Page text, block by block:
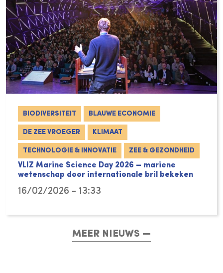
BIODIVERSITEIT BLAUWE ECONOMIE
DE ZEE VROEGER KLIMAAT
TECHNOLOGIE & INNOVATIE ZEE & GEZONDHEID
VLIZ Marine Science Day 2026 – mariene
wetenschap door internationale bril bekeken
16/02/2026 - 13:33
MEER NIEUWS